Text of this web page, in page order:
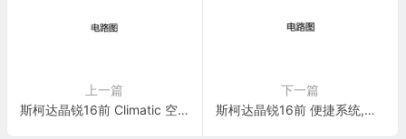
上一篇
斯柯达晶锐16前 Climatic 空调 电路图
下一篇
斯柯达晶锐16前 便捷系统,左置方向盘 2011 电路图